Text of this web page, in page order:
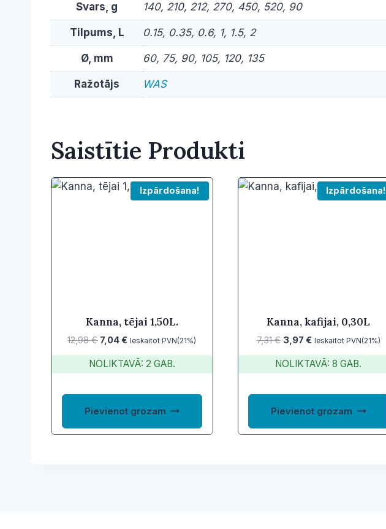
Svars, g 140, 210, 212, 270, 450, 520, 90
Tilpums, L 0.15, 0.35, 0.6, 1, 1.5, 2
Ø, mm 60, 75, 90, 105, 120, 135
Ražotājs WAS
Saistītie Produkti
Izpārdošana!
Kanna, tējai 1,50L.
12,98€ Original
price
was:
7,04€Current
price
is:
Ieskaitot PVN(21%)
NOLIKTAVĀ: 2 GAB.
Pievienot grozam
Izpārdošana!
Kanna, kafijai, 0,30L
7,31€ Original
price
was:
3,97 €Current
price
is:
Ieskaitot PVN(21%)
NOLIKTAVĀ: 8 GAB.
Pievienot grozam